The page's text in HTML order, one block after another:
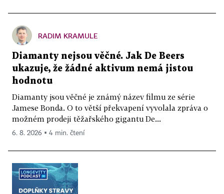
RADIM KRAMULE
Diamanty nejsou věčné. Jak De Beers
ukazuje, že žádné aktivum nemá jistou
hodnotu
Diamanty jsou věčné je známý název filmu ze série
Jamese Bonda. O to větší překvapení vyvolala zpráva o
možném prodeji těžařského gigantu De...
6. 8. 2026 ▪ 4 min. čtení